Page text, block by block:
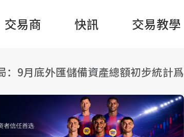
交易商 快訊 交易教學
：9月底外匯儲備資產總額初步統計